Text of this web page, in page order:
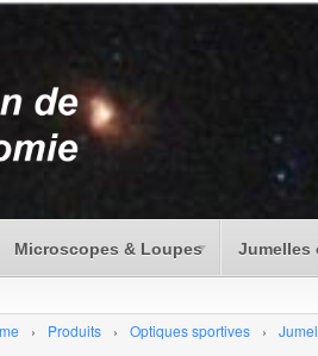
Microscopes & Loupes Jumelles
› Produits › Optiques sportives ›